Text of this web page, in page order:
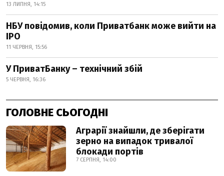
13 ЛИПНЯ, 14:15
НБУ повідомив, коли Приватбанк може вийти на
IPO
11 ЧЕРВНЯ, 15:56
У ПриватБанку – технічний збій
5 ЧЕРВНЯ, 16:36
ГОЛОВНЕ СЬОГОДНІ
Аграрії знайшли, де зберігати
зерно на випадок тривалої
блокади портів
7 СЕРПНЯ, 14:00